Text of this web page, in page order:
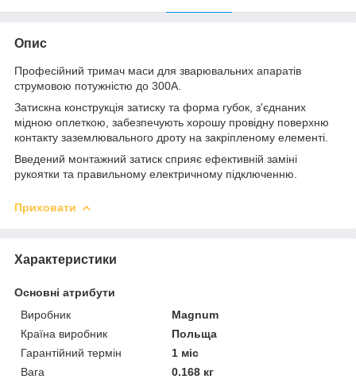
Опис
Професійний тримач маси для зварювальних апаратів
струмовою потужністю до 300А.
Затискна конструкція затиску та форма губок, з'єднаних
мідною оплеткою, забезпечують хорошу провідну поверхню
контакту заземлювального дроту на закріпленому елементі.
Введений монтажний затиск сприяє ефективній заміні
рукоятки та правильному електричному підключенню.
Приховати
Характеристики
Основні атрибути
Виробник
Magnum
Країна виробник
Польща
Гарантійний термін
1 міс
Вага
0.168 кг